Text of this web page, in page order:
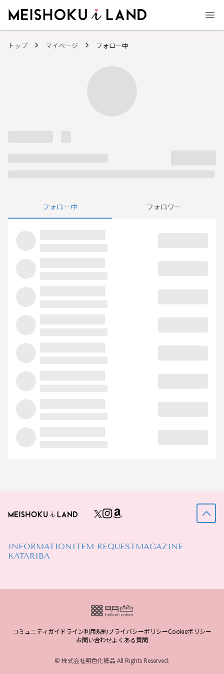
トップ マイページ フォロー中
フォロー中 フォロワー
INFORMATION ITEM REQUESTMAGAZINE
KATARIBA
コミュニティガイドライン利用規約プライバシーポリシーCookieポリシー
お問い合わせよくある質問
© 株式会社明色化粧品 All Rights Reserved.